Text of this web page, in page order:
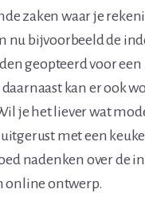
zaken waar je
nu bijvoorbeeld de
geopteerd voor
kan er ook
je het liever wat
met een
nadenken over de
online ontwerp.